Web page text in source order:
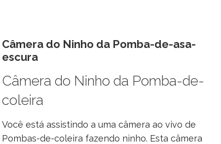
Câmera do Ninho da Pomba-de-asa-
escura
Câmera do Ninho da Pomba-de-
coleira
Você está assistindo a uma câmera ao vivo de
Pombas-de-coleira fazendo ninho. Esta câmera